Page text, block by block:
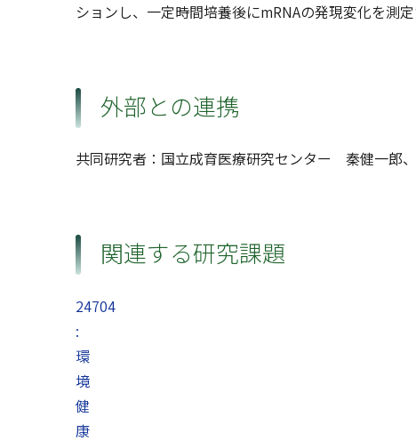
ションし、一定時間培養後にmRNAの発現変化を測
外部との連携
共同研究者：国立成育医療研究センター 秦健一郎
関連する研究課題
24704
:
環
境
健
康